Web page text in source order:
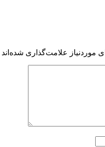
موردنیاز علامت‌گذاری شده‌اند